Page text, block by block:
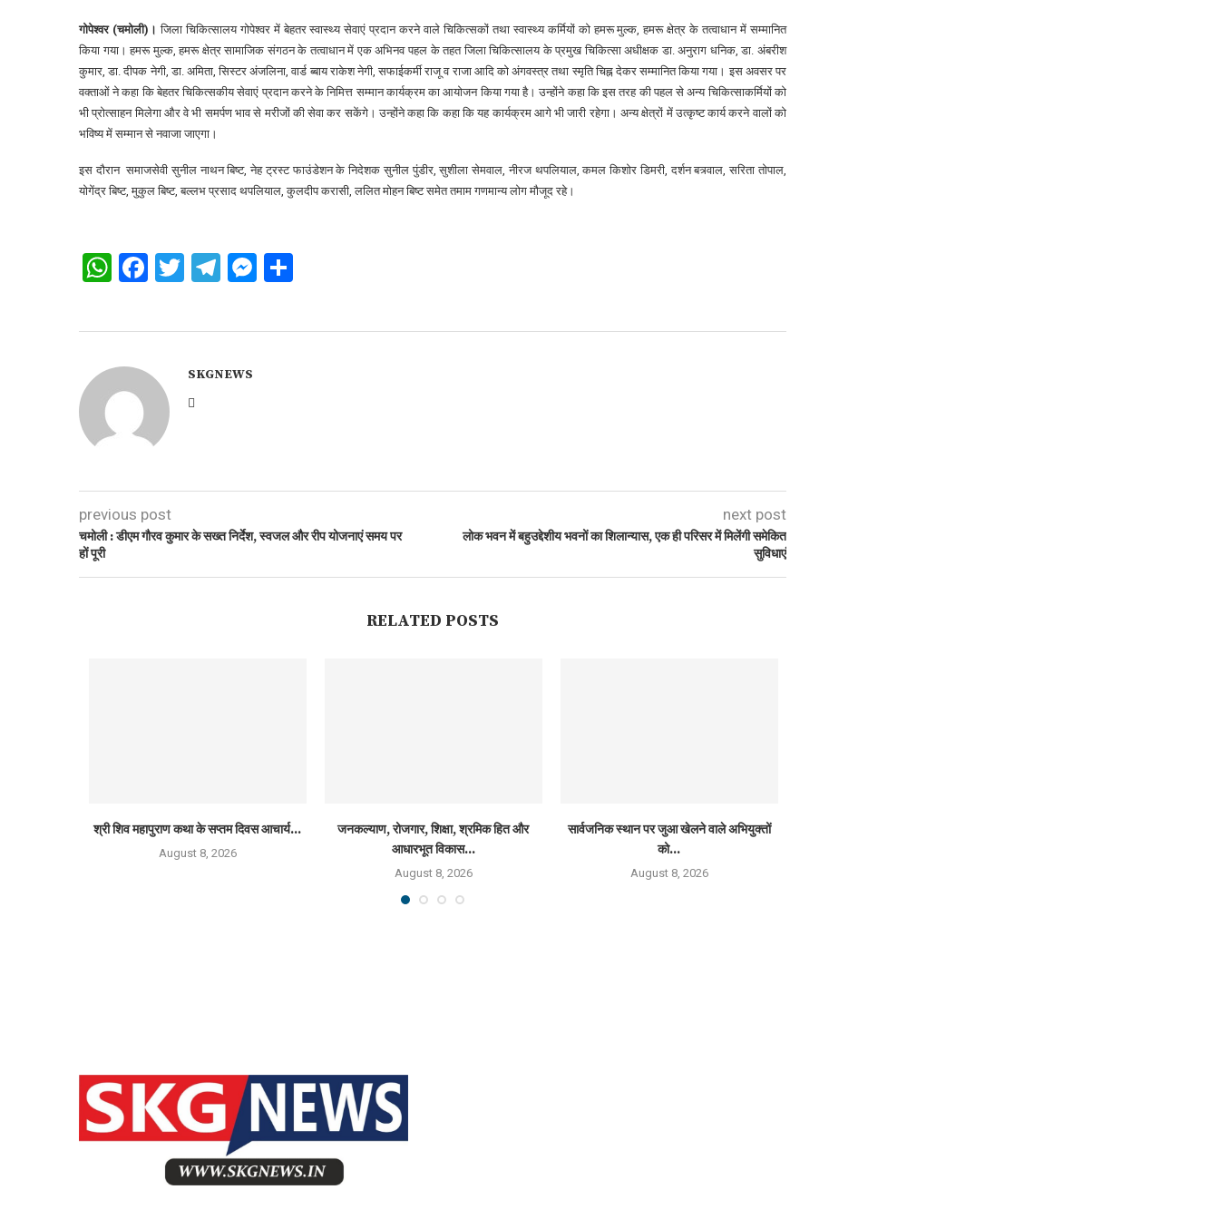
गोपेश्वर (चमोली)। जिला चिकित्सालय गोपेश्वर में बेहतर स्वास्थ्य सेवाएं प्रदान करने वाले चिकित्सकों तथा स्वास्थ्य कर्मियों को हमरू मुल्क, हमरू क्षेत्र के तत्वाधान में सम्मानित
किया गया। हमरू मुल्क, हमरू क्षेत्र सामाजिक संगठन के तत्वाधान में एक अभिनव पहल के तहत जिला चिकित्सालय के प्रमुख चिकित्सा अधीक्षक डा. अनुराग धनिक, डा. अंबरीश
कुमार, डा. दीपक नेगी, डा. अमिता, सिस्टर अंजलिना, वार्ड ब्बाय राकेश नेगी, सफाईकर्मी राजू व राजा आदि को अंगवस्त्र तथा स्मृति चिह्न देकर सम्मानित किया गया। इस अवसर पर
वक्ताओं ने कहा कि बेहतर चिकित्सकीय सेवाएं प्रदान करने के निमित्त सम्मान कार्यक्रम का आयोजन किया गया है। उन्होंने कहा कि इस तरह की पहल से अन्य चिकित्साकर्मियों को
भी प्रोत्साहन मिलेगा और वे भी समर्पण भाव से मरीजों की सेवा कर सकेंगे। उन्होंने कहा कि कहा कि यह कार्यक्रम आगे भी जारी रहेगा। अन्य क्षेत्रों में उत्कृष्ट कार्य करने वालों को
भविष्य में सम्मान से नवाजा जाएगा।
इस दौरान समाजसेवी सुनील नाथन बिष्ट, नेह ट्रस्ट फाउंडेशन के निदेशक सुनील पुंडीर, सुशीला सेमवाल, नीरज थपलियाल, कमल किशोर डिमरी, दर्शन बत्र्वाल, सरिता तोपाल,
योगेंद्र बिष्ट, मुकुल बिष्ट, बल्लभ प्रसाद थपलियाल, कुलदीप करासी, ललित मोहन बिष्ट समेत तमाम गणमान्य लोग मौजूद रहे।
WhatsApp
Facebook
Twitter
Telegram
Messenger
SKGNEWS
previous post
चमोली : डीएम गौरव कुमार के सख्त निर्देश, स्वजल और रीप योजनाएं समय पर
हों पूरी
next post
लोक भवन में बहुउद्देशीय भवनों का शिलान्यास, एक ही परिसर में मिलेंगी समेकित
सुविधाएं
RELATED POSTS
श्री शिव महापुराण कथा के सप्तम दिवस आचार्य...
August 8, 2026
जनकल्याण, रोजगार, शिक्षा, श्रमिक हित और
आधारभूत विकास...
August 8, 2026
सार्वजनिक स्थान पर जुआ खेलने वाले अभियुक्तों
को...
August 8, 2026